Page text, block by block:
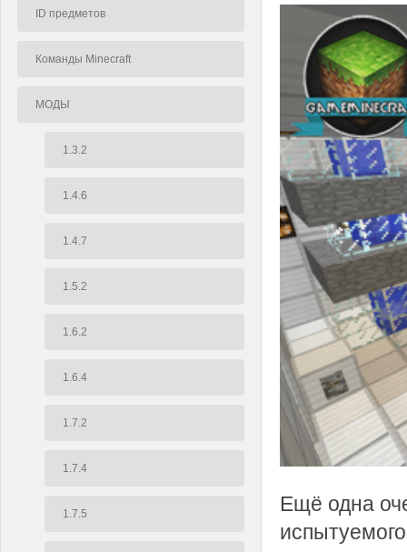
ID предметов
Команды Minecraft
МОДЫ
1.3.2
1.4.6
1.4.7
1.5.2
1.6.2
1.6.4
1.7.2
1.7.4
1.7.5
Ещё одна